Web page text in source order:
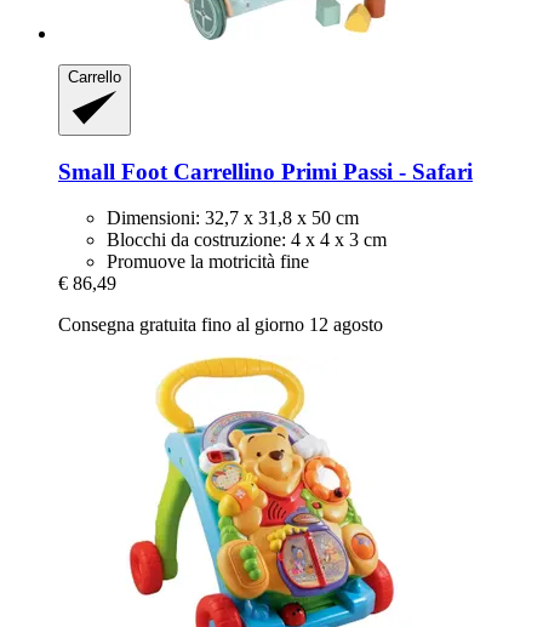
Carrello
Small Foot Carrellino Primi Passi -​ Safari
Dimensioni: 32,7 x 31,8 x 50 cm
Blocchi da costruzione: 4 x 4 x 3 cm
Promuove la motricità fine
€ 86,49
Consegna gratuita fino al giorno 12 agosto